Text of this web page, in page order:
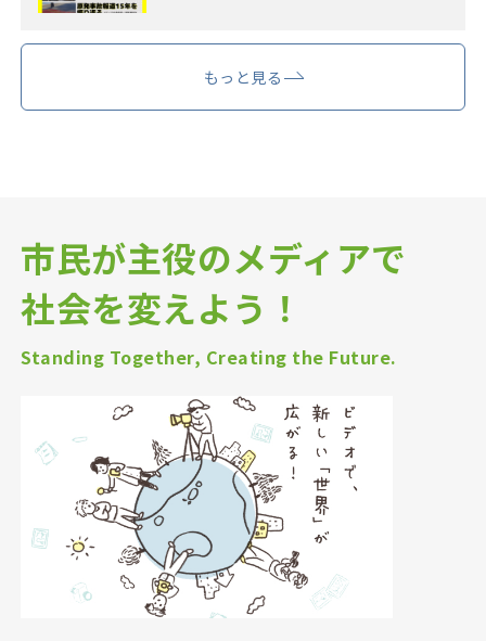
もっと見る
市民が主役のメディアで
社会を変えよう！
Standing Together, Creating the Future.